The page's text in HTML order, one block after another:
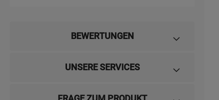
BEWERTUNGEN
UNSERE SERVICES